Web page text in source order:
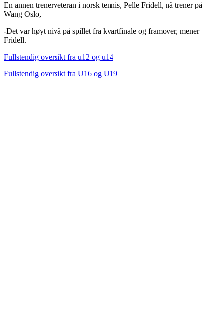
En annen trenerveteran i norsk tennis, Pelle Fridell, nå trener på
Wang Oslo,
-Det var høyt nivå på spillet fra kvartfinale og framover, mener
Fridell.
Fullstendig oversikt fra u12 og u14
Fullstendig oversikt fra U16 og U19